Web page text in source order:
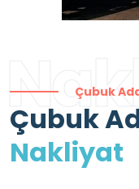
Çubuk
Çubuk
Nakliyat